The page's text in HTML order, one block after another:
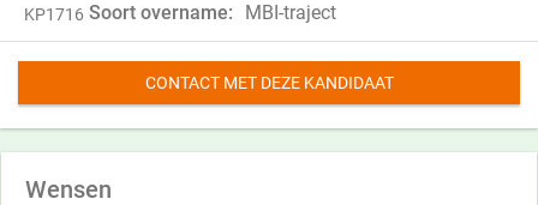
KP1716 Soort overname: MBI-traject
CONTACT MET DEZE KANDIDAAT
Wensen